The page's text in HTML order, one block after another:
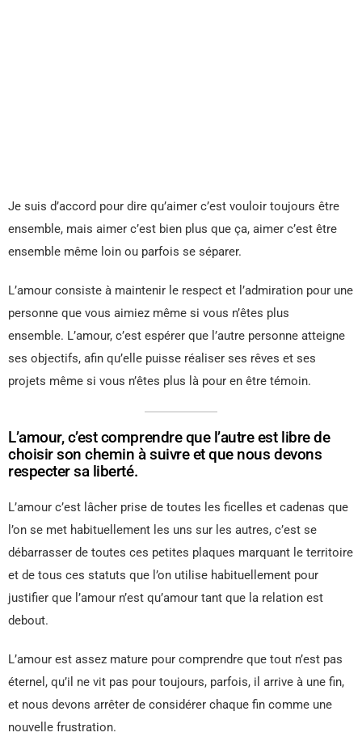
Je suis d’accord pour dire qu’aimer c’est vouloir toujours être
ensemble, mais aimer c’est bien plus que ça, aimer c’est être
ensemble même loin ou parfois se séparer.
L’amour consiste à maintenir le respect et l’admiration pour une
personne que vous aimiez même si vous n’êtes plus
ensemble. L’amour, c’est espérer que l’autre personne atteigne
ses objectifs, afin qu’elle puisse réaliser ses rêves et ses
projets même si vous n’êtes plus là pour en être témoin.
L’amour, c’est comprendre que l’autre est libre de
choisir son chemin à suivre et que nous devons
respecter sa liberté.
L’amour c’est lâcher prise de toutes les ficelles et cadenas que
l’on se met habituellement les uns sur les autres, c’est se
débarrasser de toutes ces petites plaques marquant le territoire
et de tous ces statuts que l’on utilise habituellement pour
justifier que l’amour n’est qu’amour tant que la relation est
debout.
L’amour est assez mature pour comprendre que tout n’est pas
éternel, qu’il ne vit pas pour toujours, parfois, il arrive à une fin,
et nous devons arrêter de considérer chaque fin comme une
nouvelle frustration.